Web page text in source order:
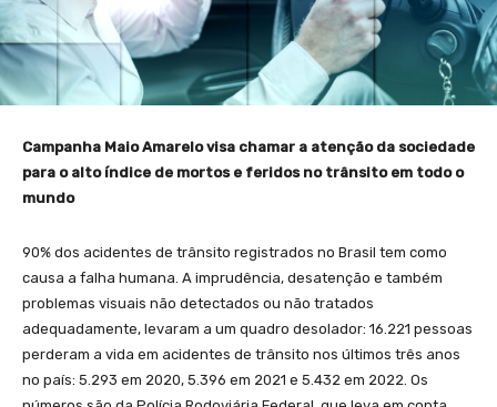
Campanha Maio Amarelo visa chamar a atenção da sociedade
para o alto índice de mortos e feridos no trânsito em todo o
mundo
90% dos acidentes de trânsito registrados no Brasil tem como
causa a falha humana. A imprudência, desatenção e também
problemas visuais não detectados ou não tratados
adequadamente, levaram a um quadro desolador: 16.221 pessoas
perderam a vida em acidentes de trânsito nos últimos três anos
no país: 5.293 em 2020, 5.396 em 2021 e 5.432 em 2022. Os